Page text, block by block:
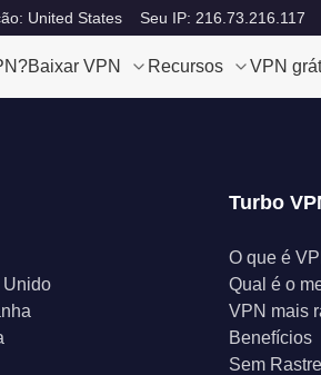
United States Seu IP: 216.73.216.117
Baixar VPN Recursos VPN
Unido
Turbo
O que é
Qual é o
VPN mais
Benefícios
Sem